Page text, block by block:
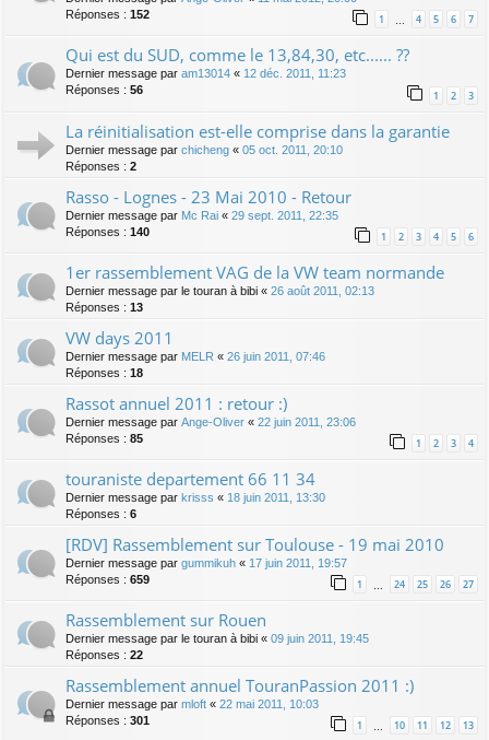
Réponses : 152 1 … 4 5 6 7
Qui est du SUD, comme le 13,84,30, etc...... ??
Dernier message par am13014 « 12 déc. 2011, 11:23
Réponses : 56 1 2 3
La réinitialisation est-elle comprise dans la garantie
Dernier message par chicheng « 05 oct. 2011, 20:10
Réponses : 2
Rasso - Lognes - 23 Mai 2010 - Retour
Dernier message par Mc Rai « 29 sept. 2011, 22:35
Réponses : 140 1 2 3 4 5 6
1er rassemblement VAG de la VW team normande
Dernier message par le touran à bibi « 26 août 2011, 02:13
Réponses : 13
VW days 2011
Dernier message par MELR « 26 juin 2011, 07:46
Réponses : 18
Rassot annuel 2011 : retour :)
Dernier message par Ange-Oliver « 22 juin 2011, 23:06
Réponses : 85 1 2 3 4
touraniste departement 66 11 34
Dernier message par krisss « 18 juin 2011, 13:30
Réponses : 6
[RDV] Rassemblement sur Toulouse - 19 mai 2010
Dernier message par gummikuh « 17 juin 2011, 19:57
Réponses : 659 1 24 25 26 27
Rassemblement sur Rouen
Dernier message par le touran à bibi « 09 juin 2011, 19:45
Réponses : 22
Rassemblement annuel TouranPassion 2011 :)
Dernier message par mloft « 22 mai 2011, 10:03
Réponses : 301 1 10 11 12 13